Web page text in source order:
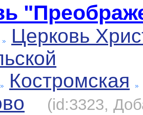
Церковь
Костромская
(id:3323,